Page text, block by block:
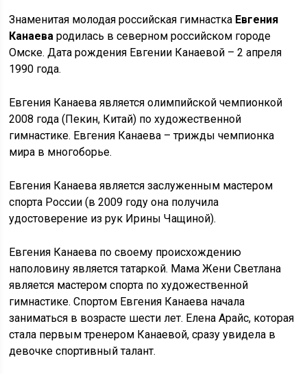
Знаменитая молодая российская гимнастка Евгения
Канаева родилась в северном российском городе
Омске. Дата рождения Евгении Канаевой – 2 апреля
1990 года.
Евгения Канаева является олимпийской чемпионкой
2008 года (Пекин, Китай) по художественной
гимнастике. Евгения Канаева – трижды чемпионка
мира в многоборье.
Евгения Канаева является заслуженным мастером
спорта России (в 2009 году она получила
удостоверение из рук Ирины Чащиной).
Евгения Канаева по своему происхождению
наполовину является татаркой. Мама Жени Светлана
является мастером спорта по художественной
гимнастике. Спортом Евгения Канаева начала
заниматься в возрасте шести лет. Елена Арайс, которая
стала первым тренером Канаевой, сразу увидела в
девочке спортивный талант.